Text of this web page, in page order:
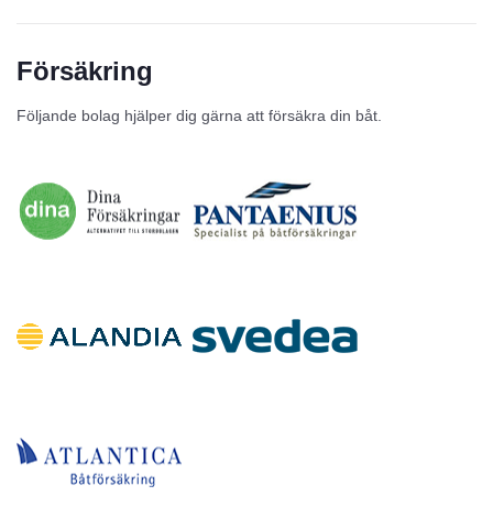
Försäkring
Följande bolag hjälper dig gärna att försäkra din båt.